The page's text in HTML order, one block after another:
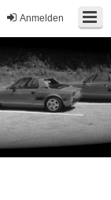
Anmelden